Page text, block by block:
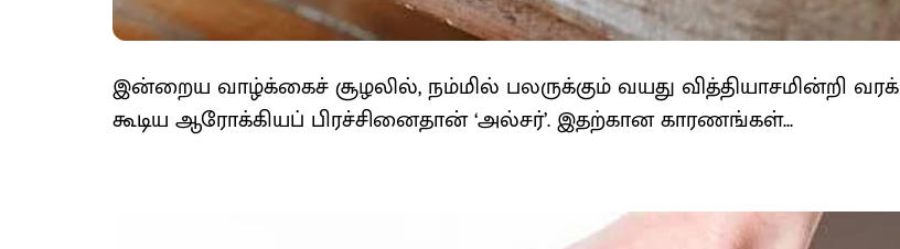
இன்றைய வாழ்க்கைச் சூழலில், நம்மில் பலருக்கும் வயது வித்தியாசமின்றி வரக்
கூடிய ஆரோக்கியப் பிரச்சினைதான் ‘அல்சர்’. இதற்கான காரணங்கள்...